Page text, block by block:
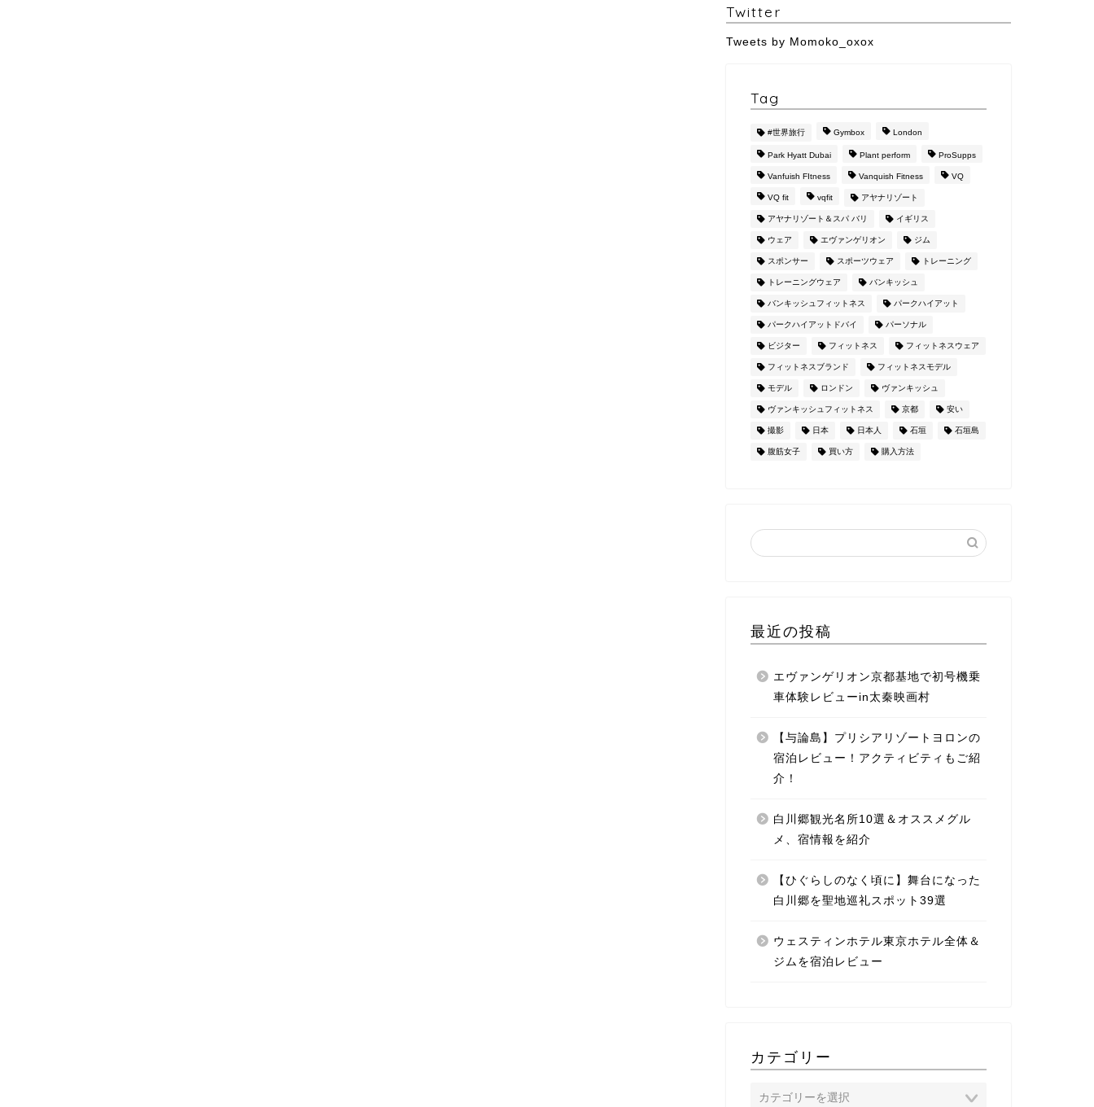
Twitter
Tweets by Momoko_oxox
Tag
#世界旅行 Gymbox London
Park Hyatt Dubai Plant perform ProSupps
Vanfuish FItness Vanquish Fitness VQ
VQ fit vqfit アヤナリゾート
アヤナリゾート＆スパ バリ イギリス
ウェア エヴァンゲリオン ジム
スポンサー スポーツウェア トレーニング
トレーニングウェア バンキッシュ
バンキッシュフィットネス パークハイアット
パークハイアットドバイ パーソナル
ビジター フィットネス フィットネスウェア
フィットネスブランド フィットネスモデル
モデル ロンドン ヴァンキッシュ
ヴァンキッシュフィットネス 京都 安い
撮影 日本 日本人 石垣 石垣島
腹筋女子 買い方 購入方法
最近の投稿
エヴァンゲリオン京都基地で初号機乗
車体験レビューin太秦映画村
【与論島】プリシアリゾートヨロンの
宿泊レビュー！アクティビティもご紹
介！
白川郷観光名所10選＆オススメグル
メ、宿情報を紹介
【ひぐらしのなく頃に】舞台になった
白川郷を聖地巡礼スポット39選
ウェスティンホテル東京ホテル全体＆
ジムを宿泊レビュー
カテゴリー